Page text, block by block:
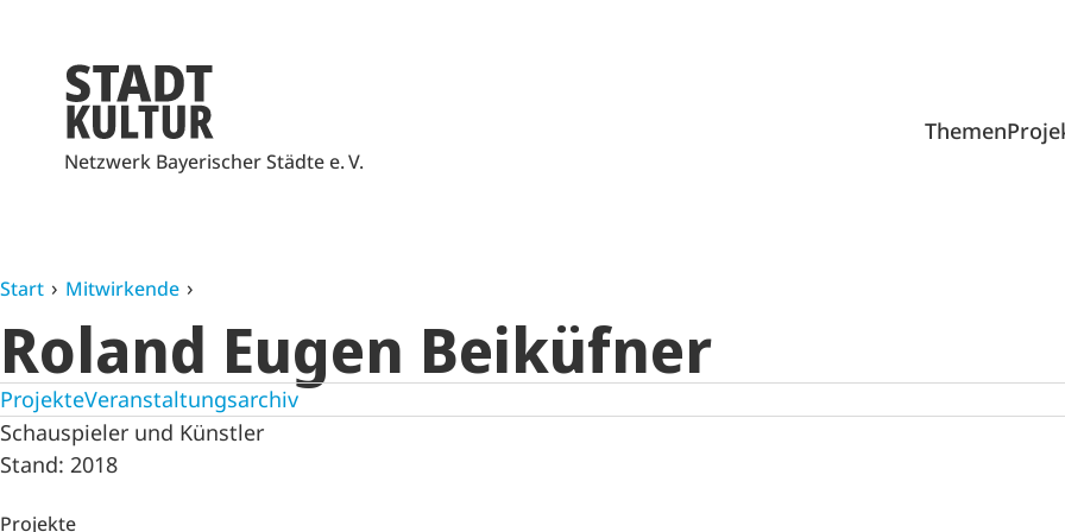
Netzwerk Bayerischer Städte e. V.
Themen
Start Mitwirkende
Roland Eugen Beiküfner
ProjekteVeranstaltungsarchiv
Schauspieler und Künstler
Stand: 2018
Projekte